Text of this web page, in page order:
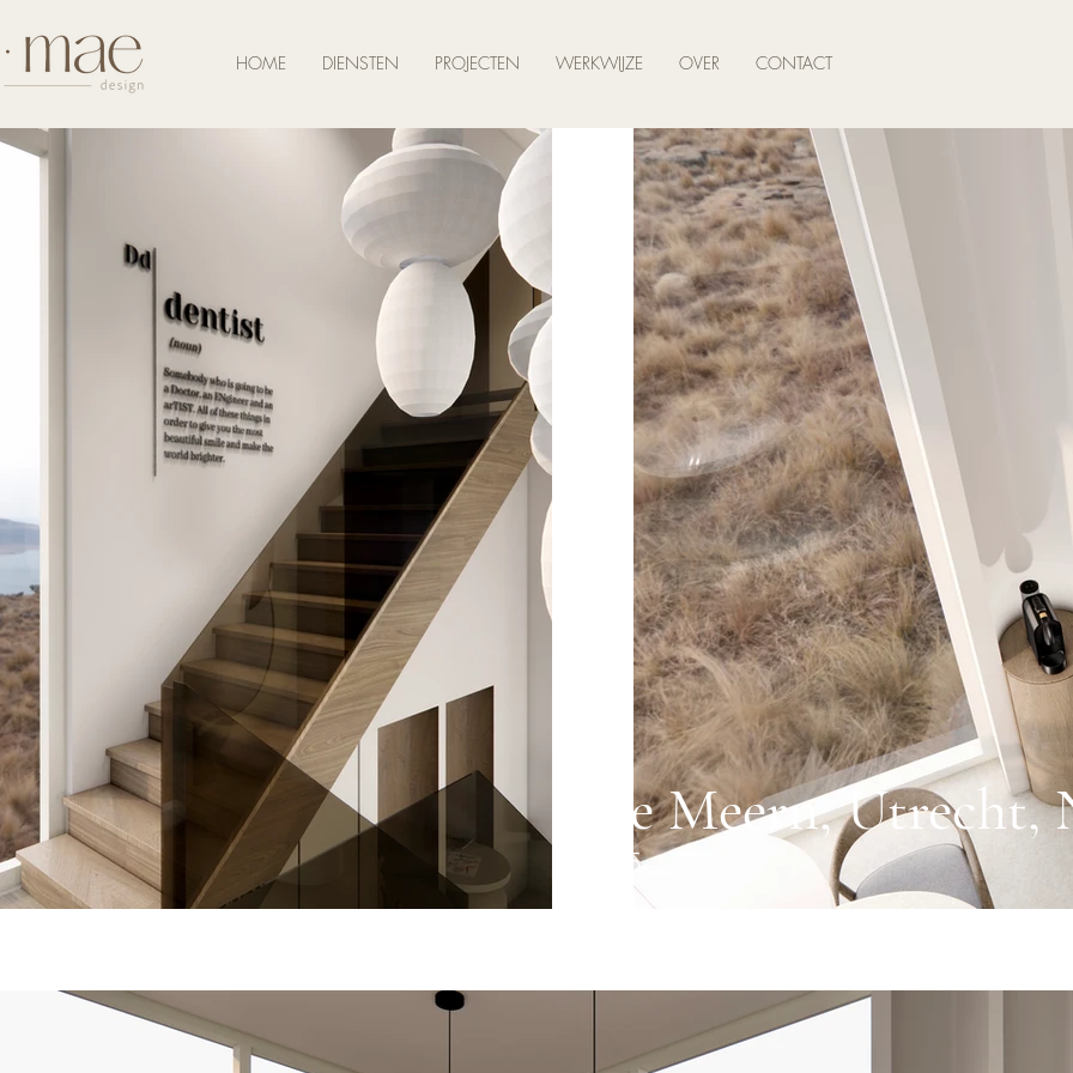
HOME DIENSTEN PROJECTEN WERKWIJZE OVER CONTACT
De Meern, Utrecht,
2025